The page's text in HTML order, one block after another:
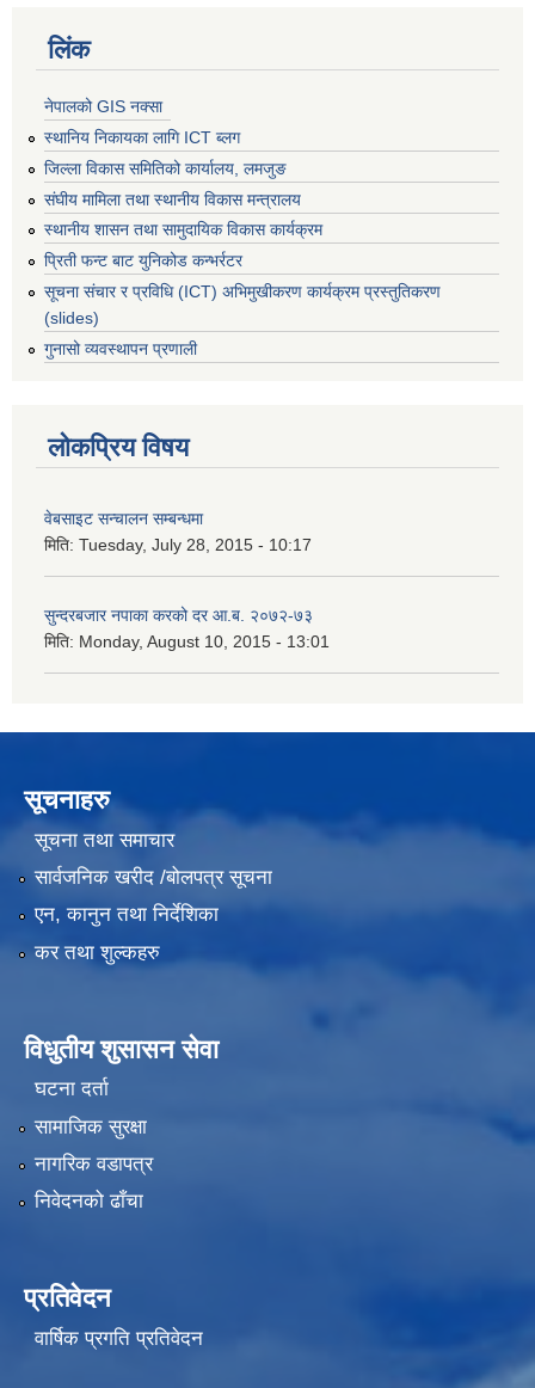
लिंक
नेपालको GIS नक्सा
स्थानिय निकायका लागि ICT ब्लग
जिल्ला विकास समितिको कार्यालय, लमजुङ
संघीय मामिला तथा स्थानीय विकास मन्त्रालय
स्थानीय शासन तथा सामुदायिक विकास कार्यक्रम
प्रिती फन्ट बाट युनिकोड कन्भर्रटर
सूचना संचार र प्रविधि (ICT) अभिमुखीकरण कार्यक्रम प्रस्तुतिकरण
(slides)
गुनासो व्यवस्थापन प्रणाली
लोकप्रिय विषय
वेबसाइट सन्चालन सम्बन्धमा
मिति: Tuesday, July 28, 2015 - 10:17
सुन्दरबजार नपाका करको दर आ.ब. २०७२-७३
मिति: Monday, August 10, 2015 - 13:01
सूचनाहरु
सूचना तथा समाचार
सार्वजनिक खरीद /बोलपत्र सूचना
एन, कानुन तथा निर्देशिका
कर तथा शुल्कहरु
विधुतीय शुसासन सेवा
घटना दर्ता
सामाजिक सुरक्षा
नागरिक वडापत्र
निवेदनको ढाँचा
प्रतिवेदन
वार्षिक प्रगति प्रतिवेदन